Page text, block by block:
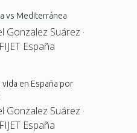
vs Mediterránea
Gonzalez Suárez ·
España
vida en España por
Gonzalez Suárez ·
España